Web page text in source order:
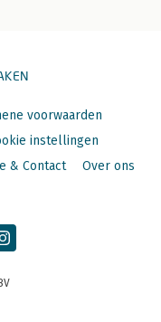
voorwaarden
instellingen
& Contact Over ons